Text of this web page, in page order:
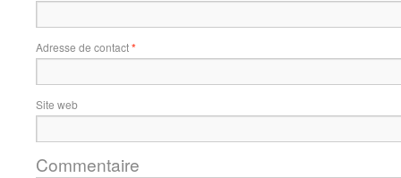
Adresse de contact*
Site web
Commentaire